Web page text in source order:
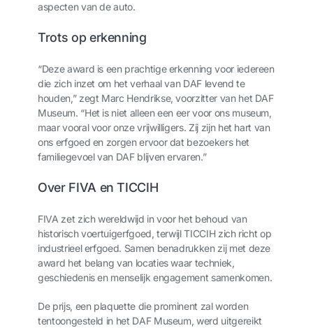
aspecten van de auto.
Trots op erkenning
“Deze award is een prachtige erkenning voor iedereen
die zich inzet om het verhaal van DAF levend te
houden,” zegt Marc Hendrikse, voorzitter van het DAF
Museum. “Het is niet alleen een eer voor ons museum,
maar vooral voor onze vrijwilligers. Zij zijn het hart van
ons erfgoed en zorgen ervoor dat bezoekers het
familiegevoel van DAF blijven ervaren.”
Over FIVA en TICCIH
FIVA zet zich wereldwijd in voor het behoud van
historisch voertuigerfgoed, terwijl TICCIH zich richt op
industrieel erfgoed. Samen benadrukken zij met deze
award het belang van locaties waar techniek,
geschiedenis en menselijk engagement samenkomen.
De prijs, een plaquette die prominent zal worden
tentoongesteld in het DAF Museum, werd uitgereikt